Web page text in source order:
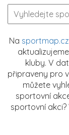
Na sportmap.cz
kluby. V
připraveny pro
můžete
sportovní
sportovní